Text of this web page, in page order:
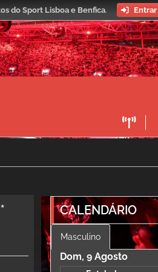
do Sport Lisboa e Benfica. Entrar
CALENDÁRIO
Masculino
Dom, 9 Agosto